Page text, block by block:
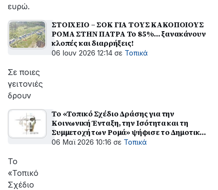
ευρώ.
ΣΤΟΙΧΕΙΟ – ΣΟΚ ΓΙΑ ΤΟΥΣ ΚΑΚΟΠΟΙΟΥΣ
ΡΟΜΑ ΣΤΗΝ ΠΑΤΡΑ Το 85%… ξανακάνουν
κλοπές και διαρρήξεις!
06 Ιουν 2026 12:14 σε Τοπικά
Σε ποιες
γειτονιές
δρουν
Το «Τοπικό Σχέδιο Δράσης για την
Κοινωνική Ένταξη, την Ισότητα και τη
Συμμετοχή των Ρομά» ψήφισε το Δημοτικό
Συμβούλιο Δ. Δελφών
06 Μαϊ 2026 10:16 σε Τοπικά
Το
«Τοπικό
Σχέδιο